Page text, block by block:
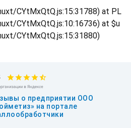
CYtMxQtQ.js:15:31788) at PL
CYtMxQtQ.js:10:16736) at $u
CYtMxQtQ.js:15:31880)